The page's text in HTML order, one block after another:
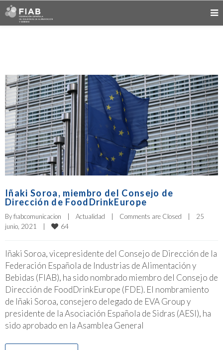
Iñaki Soroa, miembro del Consejo de
Dirección de FoodDrinkEurope
By fiabcomunicacion Actualidad Comments are Closed
25
junio, 2021
64
Iñaki Soroa, vicepresidente del Consejo de Dirección de la
Federación Española de Industrias de Alimentación y
Bebidas (FIAB), ha sido nombrado miembro del Consejo de
Dirección de FoodDrinkEurope (FDE). El nombramiento
de Iñaki Soroa, consejero delegado de EVA Group y
presidente de la Asociación Española de Sidras (AESI), ha
sido aprobado en la Asamblea General